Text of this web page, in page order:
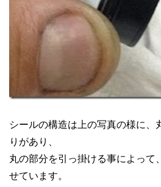
シールの構造は上の写真の様に、
りがあり、
丸の部分を引っ掛ける事によって
せています。